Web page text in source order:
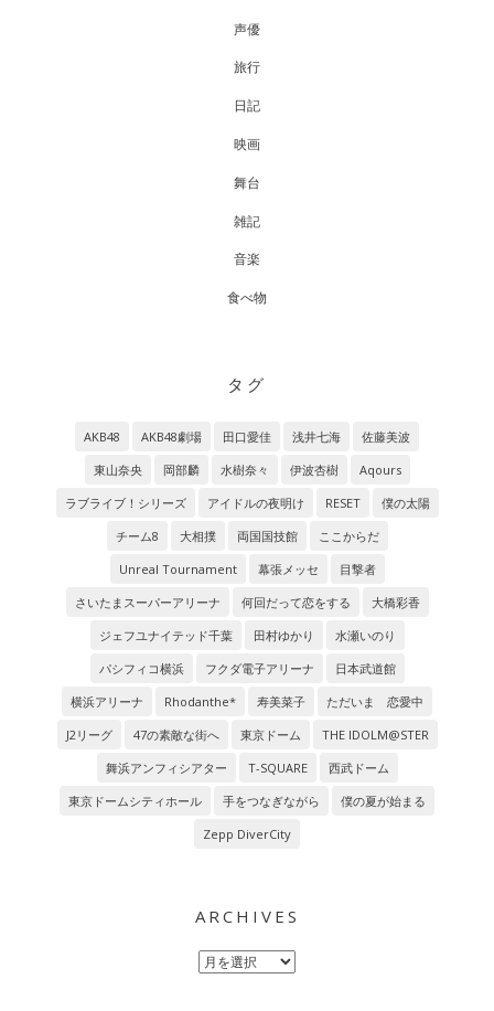
声優
旅行
日記
映画
舞台
雑記
音楽
食べ物
タグ
AKB48 AKB48劇場 田口愛佳 浅井七海
佐藤美波
東山奈央
岡部麟 水樹奈々 伊波杏樹
Aqours
ラブライブ！シリーズ
アイドルの夜明け RESET
僕の太陽
チーム8
大相撲 両国国技館
ここからだ
Unreal Tournament
幕張メッセ
目撃者
さいたまスーパーアリーナ
何回だって恋をする
大橋彩香
ジェフユナイテッド千葉
田村ゆかり
水瀬いのり
パシフィコ横浜
フクダ電子アリーナ
日本武道館
横浜アリーナ
Rhodanthe* 寿美菜子
ただいま 恋愛中
J2リーグ
47の素敵な街へ 東京ドーム
THE IDOLM@STER
舞浜アンフィシアター
T-SQUARE
西武ドーム
東京ドームシティホール
手をつなぎながら
僕の夏が始まる
Zepp DiverCity
ARCHIVES
Archives